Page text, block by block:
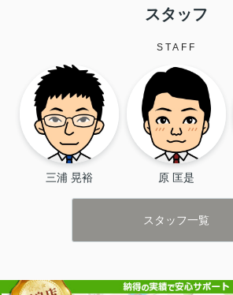
お電話でもお問合せも受け付けておりま
お電話でのお問合せご希望の方はこちら
い
0120-967-542
リフォーム前、リフォーム中、リフォー
どのタイミングでもご内覧頂けます
イメージとして他完成物件をご内覧頂く
宇部市・山陽小野田市・山口市・防府市
地探しは㈱リプラスへ！
▽▽宇部市のリフォーム済物件情報▽▽
スタッフ
STAFF
三浦 晃裕 原 匡是
スタッフ一覧